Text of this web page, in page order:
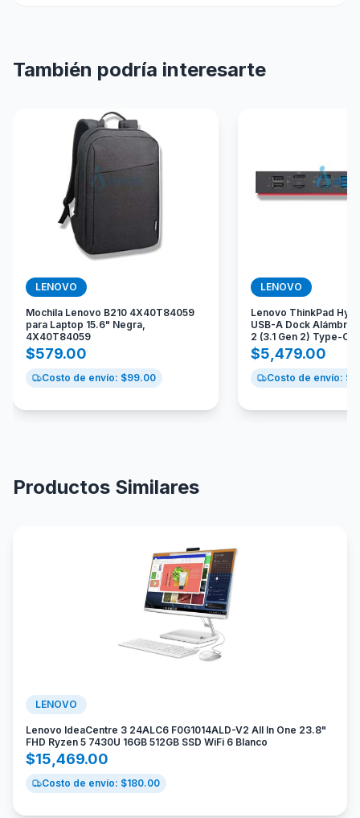
También podría interesarte
LENOVO
Mochila Lenovo B210 4X40T84059
para Laptop 15.6" Negra,
4X40T84059
$579.00
Costo de envío: $99.00
LENOVO
Lenovo ThinkPad
USB-A Dock
2 (3.1 Gen 2) Type-C
$5,479.00
Costo de envío: $
Productos Similares
LENOVO
Lenovo IdeaCentre 3 24ALC6 F0G1014ALD-V2 All In One 23.8"
FHD Ryzen 5 7430U 16GB 512GB SSD WiFi 6 Blanco
$15,469.00
Costo de envío: $180.00